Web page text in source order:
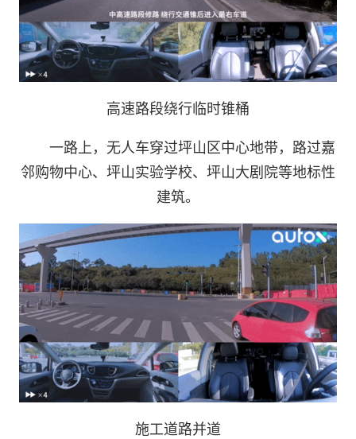
高速路段绕行临时锥桶
一路上，无人车穿过坪山区中心地带，路过嘉
邻购物中心、坪山实验学校、坪山大剧院等地标性
建筑。
施工道路并道